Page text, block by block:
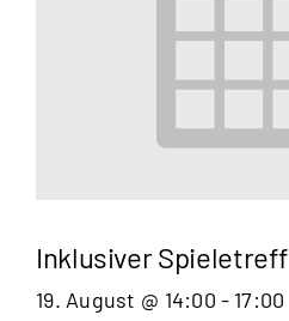
Inklusiver Spieletreff
19. August @ 14:00 - 17:00